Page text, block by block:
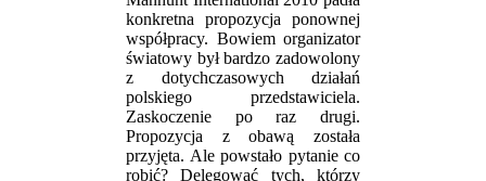
konkretna propozycja ponownej
współpracy. Bowiem organizator
światowy był bardzo zadowolony
z dotychczasowych działań
polskiego przedstawiciela.
Zaskoczenie po raz drugi.
Propozycja z obawą została
przyjęta. Ale powstało pytanie co
robić? Delegować tych, którzy